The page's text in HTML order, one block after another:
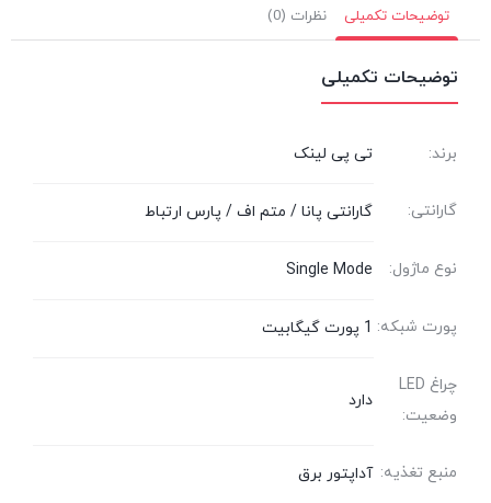
توضیحات تکمیلی نظرات (0)
توضیحات تکمیلی
برند: تی پی لینک
گارانتی: گارانتی پانا / متم اف / پارس ارتباط
نوع ماژول: Single Mode
پورت شبکه: 1 پورت گیگابیت
چراغ LED
وضعیت:
دارد
منبع تغذیه: آداپتور برق